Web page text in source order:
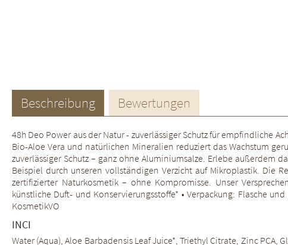
Beschreibung Bewertungen
48h Deo Power aus der Natur - zuverlässiger Schutz für empfindliche
Bio-Aloe Vera und natürlichen Mineralien reduziert das Wachstum
zuverlässiger Schutz – ganz ohne Aluminiumsalze. Erlebe außerdem
Beispiel durch unseren vollständigen Verzicht auf Mikroplastik. Die
zertifizierter Naturkosmetik – ohne Kompromisse. Unser
künstliche Duft- und Konservierungsstoffe* • Verpackung: Flasche
KosmetikVO
INCI
Water (Aqua), Aloe Barbadensis Leaf Juice*, Triethyl Citrate, Zinc